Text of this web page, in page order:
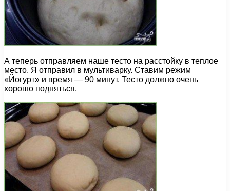
А теперь отправляем наше тесто на расстойку в теплое
место. Я отправил в мультиварку. Ставим режим
«Йогурт» и время — 90 минут. Тесто должно очень
хорошо подняться.